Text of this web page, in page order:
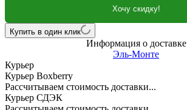
Хочу скидку!
Купить в один клик
Информация о доставке
Эль-Монте
Курьер
Курьер Boxberry
Рассчитываем стоимость доставки...
Курьер СДЭК